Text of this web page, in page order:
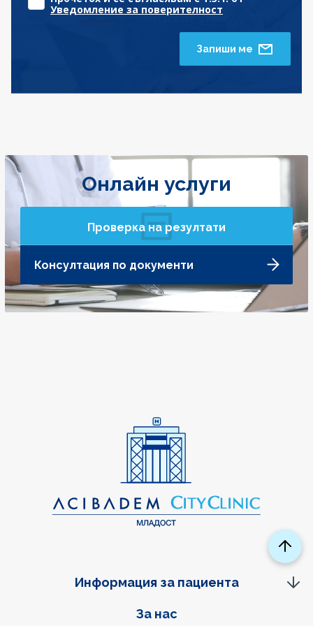
Уведомление за поверителност
Запиши ме
Онлайн услуги
Проверка на резултати
Консултация по документи
Фуутер навигация
За нас
Информация за пациента